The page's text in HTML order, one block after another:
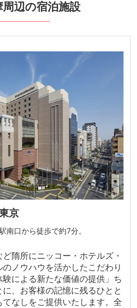
周辺の宿泊施設
京
南口から徒歩で約7分。
隋所にニッコー・ホテルズ・
ノウハウを活かしたこだわり
による新たな価値の提供」ち
、お客様の記憶に残るひとと
てなしをご提供いたします。全